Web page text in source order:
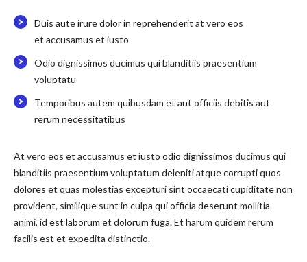
Duis aute irure dolor in reprehenderit at vero eos
et accusamus et iusto
Odio dignissimos ducimus qui blanditiis praesentium
voluptatu
Temporibus autem quibusdam et aut officiis debitis aut
rerum necessitatibus
At vero eos et accusamus et iusto odio dignissimos ducimus qui
blanditiis praesentium voluptatum deleniti atque corrupti quos
dolores et quas molestias excepturi sint occaecati cupiditate non
provident, similique sunt in culpa qui officia deserunt mollitia
animi, id est laborum et dolorum fuga. Et harum quidem rerum
facilis est et expedita distinctio.